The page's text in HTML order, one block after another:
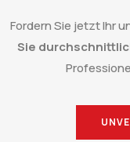
Fordern Sie jetzt Ihr
Sie